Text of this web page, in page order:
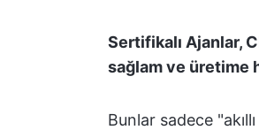
Sertifikalı Ajanlar,
sağlam ve üretime
Bunlar sadece